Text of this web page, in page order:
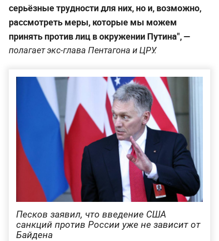
серьёзные трудности для них, но и, возможно,
рассмотреть меры, которые мы можем
принять против лиц в окружении Путина", —
полагает экс-глава Пентагона и ЦРУ.
Песков заявил, что введение США
санкций против России уже не зависит от
Байдена